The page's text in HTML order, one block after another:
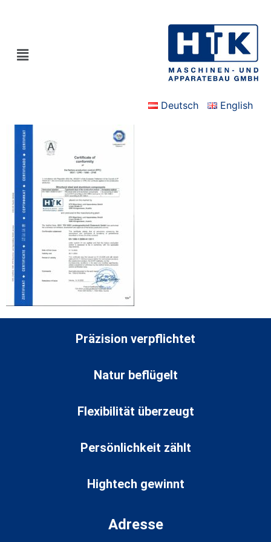
Deutsch English
Präzision verpflichtet
Natur beflügelt
Flexibilität überzeugt
Persönlichkeit zählt
Hightech gewinnt
Adresse